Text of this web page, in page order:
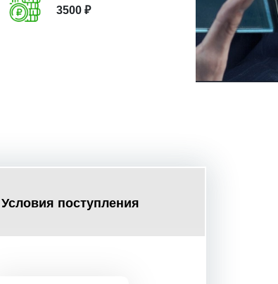
3500 ₽
Условия поступления